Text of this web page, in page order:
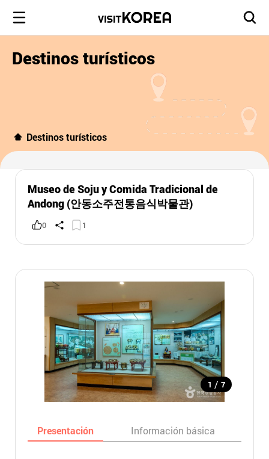
Destinos turísticos
Destinos turísticos
Museo de Soju y Comida Tradicional de
Andong (안동소주전통음식박물관)
0 1
1 / 7
Presentación Información básica